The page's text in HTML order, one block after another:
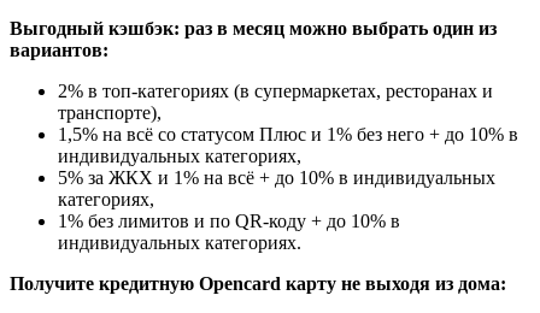
Выгодный кэшбэк: раз в месяц можно выбрать один из
вариантов:
2% в топ-категориях (в супермаркетах, ресторанах и
транспорте),
1,5% на всё со статусом Плюс и 1% без него + до 10% в
индивидуальных категориях,
5% за ЖКХ и 1% на всё + до 10% в индивидуальных
категориях,
1% без лимитов и по QR-коду + до 10% в
индивидуальных категориях.
Получите кредитную Opencard карту не выходя из дома: